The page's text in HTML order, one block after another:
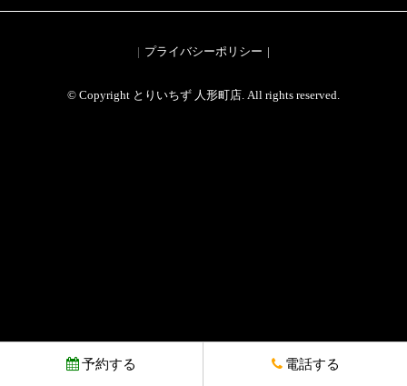
プライバシーポリシー
© Copyright とりいちず 人形町店. All rights reserved.
予約する 電話する